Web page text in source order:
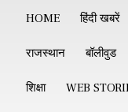
HOME हिंदी खबरें
राजस्थान बॉलीवुड
शिक्षा WEB